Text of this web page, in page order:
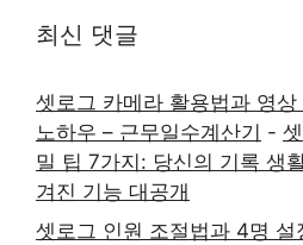
최신 댓글
셋로그 카메라 활용법과 영
노하우 – 근무일수계산기 -
밀 팁 7가지: 당신의 기록 생
겨진 기능 대공개
셋로그 인원 조절법과 4명 설